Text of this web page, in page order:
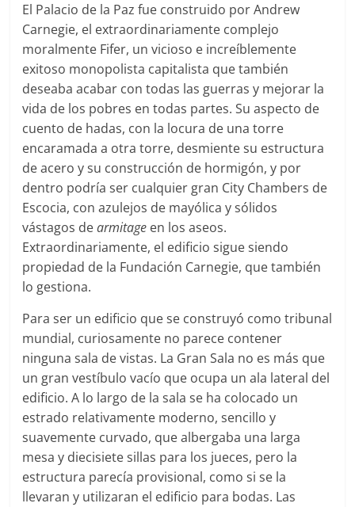
El Palacio de la Paz fue construido por Andrew
Carnegie, el extraordinariamente complejo
moralmente Fifer, un vicioso e increíblemente
exitoso monopolista capitalista que también
deseaba acabar con todas las guerras y mejorar la
vida de los pobres en todas partes. Su aspecto de
cuento de hadas, con la locura de una torre
encaramada a otra torre, desmiente su estructura
de acero y su construcción de hormigón, y por
dentro podría ser cualquier gran City Chambers de
Escocia, con azulejos de mayólica y sólidos
vástagos dearmitage en los aseos.
Extraordinariamente, el edificio sigue siendo
propiedad de la Fundación Carnegie, que también
lo gestiona.
Para ser un edificio que se construyó como tribunal
mundial, curiosamente no parece contener
ninguna sala de vistas. La Gran Sala no es más que
un gran vestíbulo vacío que ocupa un ala lateral del
edificio. A lo largo de la sala se ha colocado un
estrado relativamente moderno, sencillo y
suavemente curvado, que albergaba una larga
mesa y diecisiete sillas para los jueces, pero la
estructura parecía provisional, como si se la
llevaran y utilizaran el edificio para bodas. Las